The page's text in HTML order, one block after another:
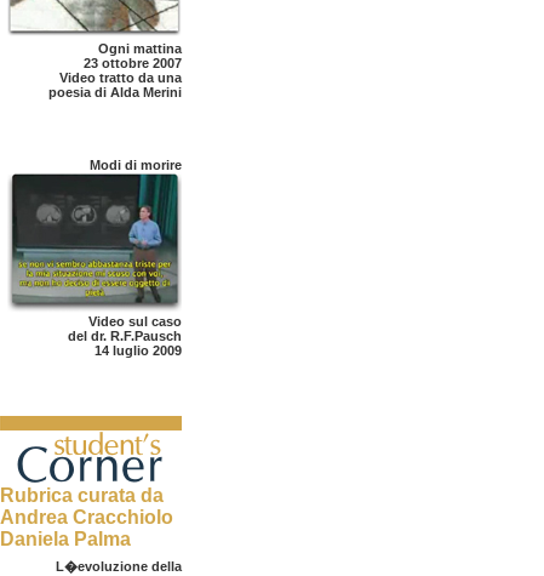
Ogni mattina
23 ottobre 2007
Video tratto da una
poesia di Alda Merini
Modi di morire
Video sul caso
del dr. R.F.Pausch
14 luglio 2009
Rubrica curata da
Andrea Cracchiolo
Daniela Palma
L�evoluzione della